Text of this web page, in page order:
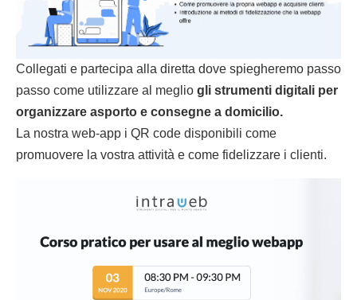
Collegati e partecipa alla diretta dove spiegheremo passo
passo come utilizzare al meglio gli strumenti digitali per
organizzare asporto e consegne a domicilio.
La nostra web-app i QR code disponibili come
promuovere la vostra attività e come fidelizzare i clienti.